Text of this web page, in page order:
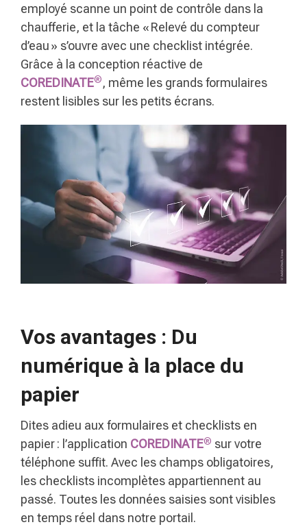
employé scanne un point de contrôle dans la
chaufferie, et la tâche « Relevé du compteur
d’eau » s’ouvre avec une checklist intégrée.
Grâce à la conception réactive de
COREDINATE®, même les grands formulaires
restent lisibles sur les petits écrans.
Vos avantages : Du
numérique à la place du
papier
Dites adieu aux formulaires et checklists en
papier : l’application COREDINATE® sur votre
téléphone suffit. Avec les champs obligatoires,
les checklists incomplètes appartiennent au
passé. Toutes les données saisies sont visibles
en temps réel dans notre portail.